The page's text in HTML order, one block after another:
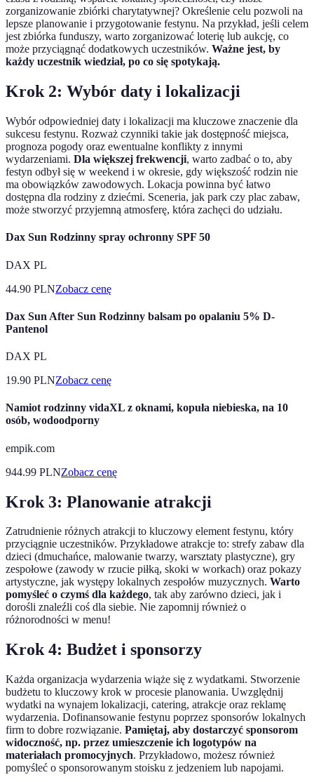
zorganizowanie zbiórki charytatywnej? Określenie celu pozwoli na
lepsze planowanie i przygotowanie festynu. Na przykład, jeśli celem
jest zbiórka funduszy, warto zorganizować loterię lub aukcję, co
może przyciągnąć dodatkowych uczestników. Ważne jest, by
każdy uczestnik wiedział, po co się spotykają.
Krok 2: Wybór daty i lokalizacji
Wybór odpowiedniej daty i lokalizacji ma kluczowe znaczenie dla
sukcesu festynu. Rozważ czynniki takie jak dostępność miejsca,
prognoza pogody oraz ewentualne konflikty z innymi
wydarzeniami. Dla większej frekwencji, warto zadbać o to, aby
festyn odbył się w weekend i w okresie, gdy większość rodzin nie
ma obowiązków zawodowych. Lokacja powinna być łatwo
dostępna dla rodziny z dziećmi. Sceneria, jak park czy plac zabaw,
może stworzyć przyjemną atmosferę, która zachęci do udziału.
Dax Sun Rodzinny spray ochronny SPF 50
DAX PL
44.90 PLNZobacz cenę
Dax Sun After Sun Rodzinny balsam po opalaniu 5% D-
Pantenol
DAX PL
19.90 PLNZobacz cenę
Namiot rodzinny vidaXL z oknami, kopuła niebieska, na 10
osób, wodoodporny
empik.com
944.99 PLNZobacz cenę
Krok 3: Planowanie atrakcji
Zatrudnienie różnych atrakcji to kluczowy element festynu, który
przyciągnie uczestników. Przykładowe atrakcje to: strefy zabaw dla
dzieci (dmuchańce, malowanie twarzy, warsztaty plastyczne), gry
zespołowe (zawody w rzucie piłką, skoki w workach) oraz pokazy
artystyczne, jak występy lokalnych zespołów muzycznych. Warto
pomyśleć o czymś dla każdego, tak aby zarówno dzieci, jak i
dorośli znaleźli coś dla siebie. Nie zapomnij również o
różnorodności w menu!
Krok 4: Budżet i sponsorzy
Każda organizacja wydarzenia wiąże się z wydatkami. Stworzenie
budżetu to kluczowy krok w procesie planowania. Uwzględnij
wydatki na wynajem lokalizacji, catering, atrakcje oraz reklamę
wydarzenia. Dofinansowanie festynu poprzez sponsorów lokalnych
firm to dobre rozwiązanie. Pamiętaj, aby dostarczyć sponsorom
widoczność, np. przez umieszczenie ich logotypów na
materiałach promocyjnych. Przykładowo, możesz również
pomyśleć o sponsorowanym stoisku z jedzeniem lub napojami.